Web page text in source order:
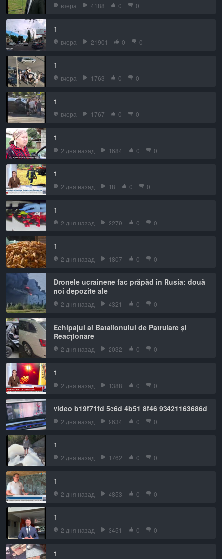
вчера 4188 0 0
1
вчера 21901 0 0
1
вчера 1763 0 0
1
вчера 1767 0 0
1
2 дня назад 1684 0 0
1
2 дня назад 18 0 0
1
2 дня назад 3279 0 0
1
2 дня назад 1807 0 0
Dronele ucrainene fac prăpăd în Rusia: două
noi depozite ale
2 дня назад 4321 0 0
Echipajul al Batalionului de Patrulare și
Reacționare
2 дня назад 2032 0 0
1
2 дня назад 1388 0 0
video b19f71fd 5c6d 4b51 8f46 93421163686d
2 дня назад 9634 0 0
1
2 дня назад 1762 0 0
1
2 дня назад 4853 0 0
1
2 дня назад 3451 0 0
1